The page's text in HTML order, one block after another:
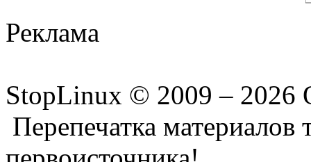
Реклама
StopLinux © 2009 – 2026
Перепечатка материалов